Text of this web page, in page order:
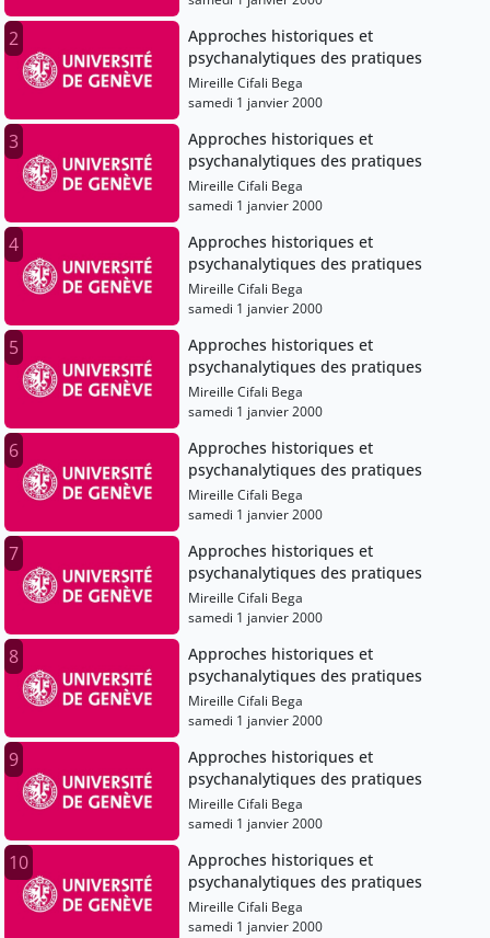
2
Approches historiques et
psychanalytiques des pratiques
Mireille Cifali Bega
samedi 1 janvier 2000
3
Approches historiques et
psychanalytiques des pratiques
Mireille Cifali Bega
samedi 1 janvier 2000
4
Approches historiques et
psychanalytiques des pratiques
Mireille Cifali Bega
samedi 1 janvier 2000
5
Approches historiques et
psychanalytiques des pratiques
Mireille Cifali Bega
samedi 1 janvier 2000
6
Approches historiques et
psychanalytiques des pratiques
Mireille Cifali Bega
samedi 1 janvier 2000
7
Approches historiques et
psychanalytiques des pratiques
Mireille Cifali Bega
samedi 1 janvier 2000
8
Approches historiques et
psychanalytiques des pratiques
Mireille Cifali Bega
samedi 1 janvier 2000
9
Approches historiques et
psychanalytiques des pratiques
Mireille Cifali Bega
samedi 1 janvier 2000
10
Approches historiques et
psychanalytiques des pratiques
Mireille Cifali Bega
samedi 1 janvier 2000